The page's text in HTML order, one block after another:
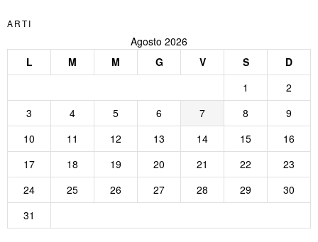
ARTI
Agosto 2026
L
M M G V S
D
1
2
3
4 5 6 7 8
9
10
11 12 13 14 15
16
17
18 19 20 21 22
23
24
25 26 27 28 29
30
31